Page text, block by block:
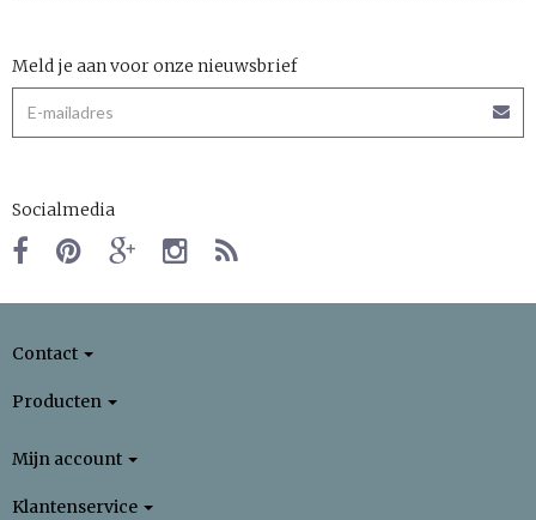
Meld je aan voor onze nieuwsbrief
Socialmedia
Contact
Producten
Mijn account
Klantenservice